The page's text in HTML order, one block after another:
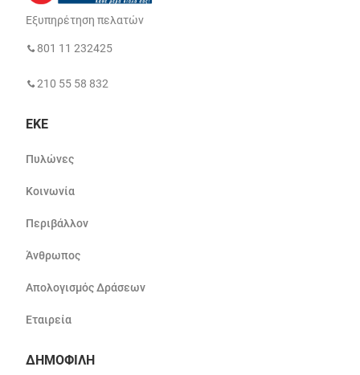
Εξυπηρέτηση πελατών
801 11 232425
210 55 58 832
ΕΚΕ
Πυλώνες
Κοινωνία
Περιβάλλον
Άνθρωπος
Απολογισμός Δράσεων
Εταιρεία
ΔΗΜΟΦΙΛΗ